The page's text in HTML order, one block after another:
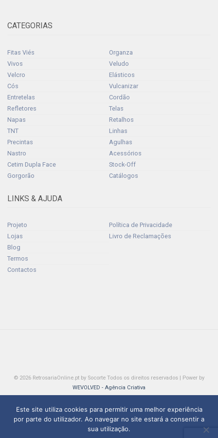
CATEGORIAS
Fitas Viés
Vivos
Velcro
Cós
Entretelas
Refletores
Napas
TNT
Precintas
Nastro
Cetim Dupla Face
Gorgorão
Organza
Veludo
Elásticos
Vulcanizar
Cordão
Telas
Retalhos
Linhas
Agulhas
Acessórios
Stock-Off
Catálogos
LINKS & AJUDA
Projeto
Lojas
Blog
Termos
Contactos
Política de Privacidade
Livro de Reclamações
© 2026 RetrosariaOnline.pt by Socorte Todos os direitos reservados | Power by
WEVOLVED - Agência Criativa
Este site utiliza cookies para permitir uma melhor experiência
por parte do utilizador. Ao navegar no site estará a consentir a
sua utilização.